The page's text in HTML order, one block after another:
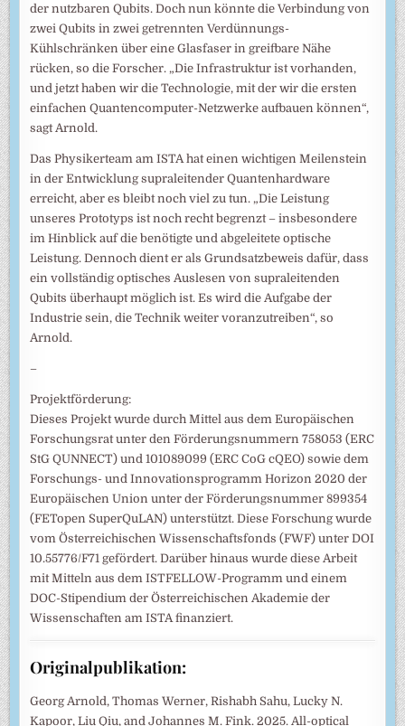
der nutzbaren Qubits. Doch nun könnte die Verbindung von
zwei Qubits in zwei getrennten Verdünnungs-
Kühlschränken über eine Glasfaser in greifbare Nähe
rücken, so die Forscher. „Die Infrastruktur ist vorhanden,
und jetzt haben wir die Technologie, mit der wir die ersten
einfachen Quantencomputer-Netzwerke aufbauen können“,
sagt Arnold.
Das Physikerteam am ISTA hat einen wichtigen Meilenstein
in der Entwicklung supraleitender Quantenhardware
erreicht, aber es bleibt noch viel zu tun. „Die Leistung
unseres Prototyps ist noch recht begrenzt – insbesondere
im Hinblick auf die benötigte und abgeleitete optische
Leistung. Dennoch dient er als Grundsatzbeweis dafür, dass
ein vollständig optisches Auslesen von supraleitenden
Qubits überhaupt möglich ist. Es wird die Aufgabe der
Industrie sein, die Technik weiter voranzutreiben“, so
Arnold.
–
Projektförderung:
Dieses Projekt wurde durch Mittel aus dem Europäischen
Forschungsrat unter den Förderungsnummern 758053 (ERC
StG QUNNECT) und 101089099 (ERC CoG cQEO) sowie dem
Forschungs- und Innovationsprogramm Horizon 2020 der
Europäischen Union unter der Förderungsnummer 899354
(FETopen SuperQuLAN) unterstützt. Diese Forschung wurde
vom Österreichischen Wissenschaftsfonds (FWF) unter DOI
10.55776/F71 gefördert. Darüber hinaus wurde diese Arbeit
mit Mitteln aus dem ISTFELLOW-Programm und einem
DOC-Stipendium der Österreichischen Akademie der
Wissenschaften am ISTA finanziert.
Originalpublikation:
Georg Arnold, Thomas Werner, Rishabh Sahu, Lucky N.
Kapoor, Liu Qiu, and Johannes M. Fink. 2025. All-optical